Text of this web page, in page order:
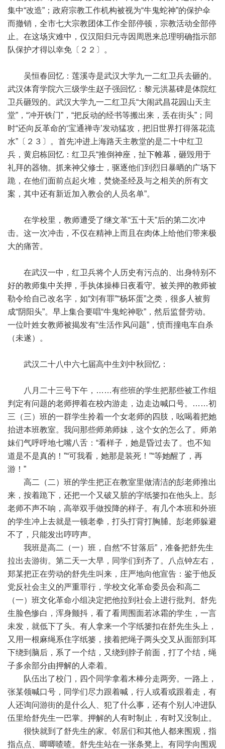
集中“改造”；政府宗教工作机构被视为“牛鬼蛇神”的保护伞
而撤销，全市七大宗教团体工作全部停顿，宗教活动全部停
止。在这场灾难中，仅汉阳归元寺因周恩来总理明确指示部
队保护才得以幸免〔２２〕。
吴恒春回忆：莲溪寺是武汉大学九一二红卫兵去砸的。
武汉体育学院六三级学生赵子强回忆：黎元洪墓碑是体院红
卫兵砸毁的。武汉大学九一二红卫兵“大闹武昌花园山天主
堂”，“冲开铁门”，“把反动的经书等搬出来，丢在街头”；同
时“还向反革命的‘宝通禅寺’发动猛攻，把旧世界打得落花流
水”〔２３〕。首先冲进上海路天主教堂的是二十中红卫
兵，黄启栋回忆：红卫兵“推倒神座，扯下帷幕，砸毁用于
礼拜的器物。抓来神父修士，驱逐他们到烈日暴晒的广场下
跪，在他们面前点起火堆，焚烧圣经及与之相关的所有文
案，其中还有新近加入教会的人员名单”。
在学校里，教师遭受了继文革“五十天”后的第二次冲
击。这一次冲击，不仅在精神上而且在肉体上给他们带来极
大的痛苦。
在武汉一中，红卫兵将个人历史有污点的、出身特别不
好的教师集中关押，手执体操棒日夜看守。被关押的教师被
勒令给自己改名字，如“刘有罪”“杨坏蛋”之类，很多人被剪
成“阴阳头”。早上集合要唱“牛鬼蛇神歌”，然后监督劳动。
一位叶姓女教师被揭发有“生活作风问题”，愤而撞电车自杀
（未遂）。
武汉二十八中六七届高中生刘中秋回忆：
八月二十三号下午，……有些班的学生把那些被工作组
判定有问题的老师押着在校内游走，边走边喊口号。……初
三（三）班的一群学生拎着一个女老师的四肢，吆喝着把她
抬进本班教室。我问那些师弟师妹，这个女的怎么了。师弟
妹们气呼呼地七嘴八舌：“看样子，她是昏过去了。也不知
道是不是真的！”“可我看，她那是装死！”“等她醒了，再
游！”
高二（二）班的学生把正在教室里做清洁的彭老师推出
来，按着跪下，还把一个又破又脏的字纸篓扣在他头上。彭
老师不声不响，高举双手做投降的样子。有几个本班和外班
的学生冲上去就是一顿老拳，打头打背打胸脯。彭老师躲避
不了，只能发出哼哼声。
我班是高二（一）班，自然“不甘落后”，准备把舒先生
拉出去游街。第二天一大早，同学们到齐了。八点钟左右，
郑某把正在劳动的舒先生叫来，庄严地向他宣告：鉴于他反
党反社会主义的严重罪行，学校文化革命委员会和高二
（一）班文化革命小组决定把他拉到社会上进行批判。舒先
生脸色惨白，浑身颤抖，看了看周围面若冰霜的学生，一言
未发，就低下了头。有人拿来一个字纸篓扣在舒先生头上，
又用一根麻绳系住字纸篓，接着把绳子两头交叉从面部到耳
下绕到脑后，系了一个结，又绕到脖子前面，打了个结，绳
子多余部分由押解的人牵着。
队伍出了校门，四个同学拿着木棒分走两旁。一路上，
张某领喊口号，同学们尽力跟着喊，行人或看或跟着走，有
人还询问游街的是什么人、犯了什么事，还有个别人冲进队
伍里给舒先生一巴掌。押解的人有时制止，有时又没制止。
很快就到了舒先生的家。邻居们和其他人都来围观，指
指点点、唧唧喳喳。舒先生站在一张条凳上。有同学向围观